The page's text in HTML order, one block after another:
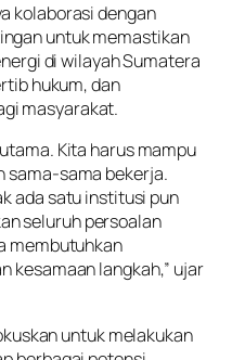
kolaborasi dengan
untuk memastikan
di wilayah Sumatera
hukum, dan
masyarakat.
Kita harus mampu
sama-sama bekerja.
ada satu institusi pun
seluruh persoalan
membutuhkan
kesamaan langkah,” ujar
untuk melakukan